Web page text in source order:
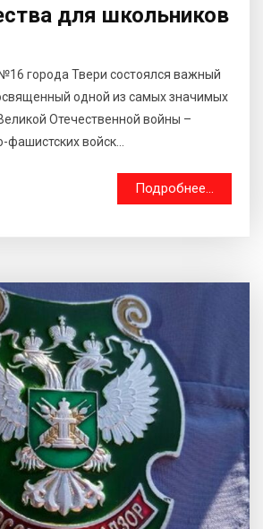
для школьников
города Твери состоялся важный
одной из самых значимых
Отечественной войны –
войск...
Подробнее...